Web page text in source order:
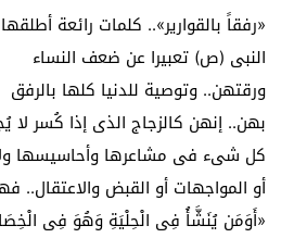
«رفقاً بالقوارير».. كلمات رائعة أطلقها
النبى (ص) تعبيرا عن ضعف النساء
ورقتهن.. وتوصية للدنيا كلها بالرفق
بهن.. إنهن كالزجاج الذى إذا كُسر لا
كل شىء فى مشاعرها وأحاسيسها ولا
أو المواجهات أو القبض
«أَوَمَن يُنَشَّأُ فِى الْحِلْيَةِ وَهُوَ فِى